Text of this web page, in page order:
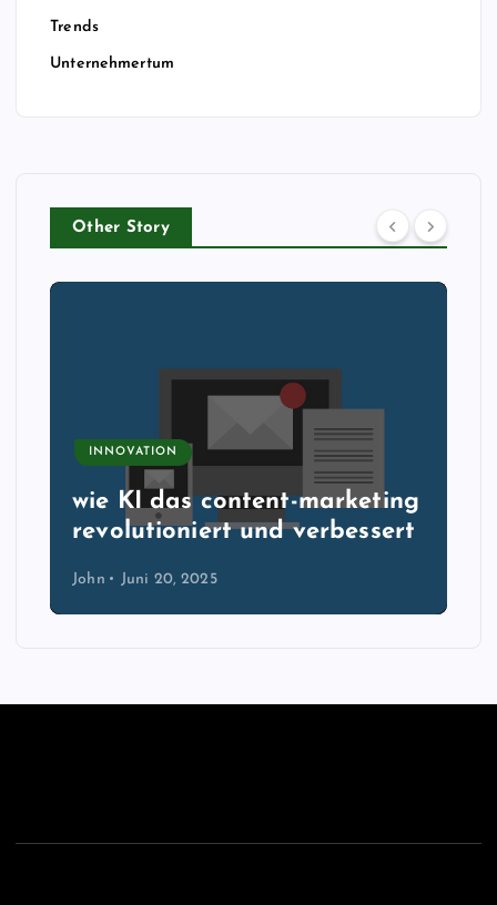
Trends
Unternehmertum
Other Story
INNOVATION
wie KI das content-marketing
revolutioniert und verbessert
John Juni 20, 2025